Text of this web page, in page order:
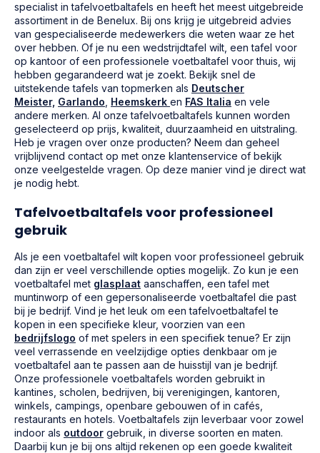
specialist in tafelvoetbaltafels en heeft het meest uitgebreide
assortiment in de Benelux. Bij ons krijg je uitgebreid advies
van gespecialiseerde medewerkers die weten waar ze het
over hebben. Of je nu een wedstrijdtafel wilt, een tafel voor
op kantoor of een professionele voetbaltafel voor thuis, wij
hebben gegarandeerd wat je zoekt. Bekijk snel de
uitstekende tafels van topmerken als Deutscher
Meister, Garlando Heemskerk en FAS Italia en vele
andere merken. Al onze tafelvoetbaltafels kunnen worden
geselecteerd op prijs, kwaliteit, duurzaamheid en uitstraling.
Heb je vragen over onze producten? Neem dan geheel
vrijblijvend contact op met onze klantenservice of bekijk
onze veelgestelde vragen. Op deze manier vind je direct wat
je nodig hebt.
Tafelvoetbaltafels voor professioneel
gebruik
Als je een voetbaltafel wilt kopen voor professioneel gebruik
dan zijn er veel verschillende opties mogelijk. Zo kun je een
voetbaltafel met glasplaat aanschaffen, een tafel met
muntinworp of een gepersonaliseerde voetbaltafel die past
bij je bedrijf. Vind je het leuk om een tafelvoetbaltafel te
kopen in een specifieke kleur, voorzien van een
bedrijfslogo of met spelers in een specifiek tenue? Er zijn
veel verrassende en veelzijdige opties denkbaar om je
voetbaltafel aan te passen aan de huisstijl van je bedrijf.
Onze professionele voetbaltafels worden gebruikt in
kantines, scholen, bedrijven, bij verenigingen, kantoren,
winkels, campings, openbare gebouwen of in cafés,
restaurants en hotels. Voetbaltafels zijn leverbaar voor zowel
indoor als outdoor gebruik, in diverse soorten en maten.
Daarbij kun je bij ons altijd rekenen op een goede kwaliteit